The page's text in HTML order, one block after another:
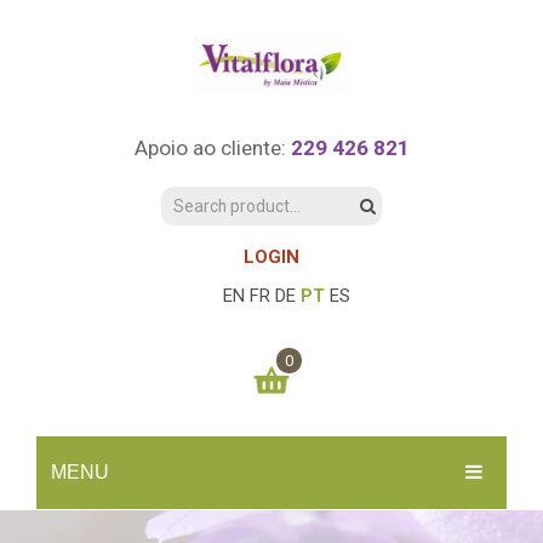
Apoio ao cliente: 229 426 821
LOGIN
EN FR DE PT ES
MENU
0
You have no items in your shopping cart
SUBTOTAL: 0.00€